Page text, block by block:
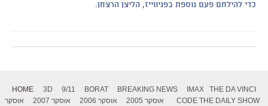
כדי להילחם פעם נוספת בפניווייז, הליצן הרצחן.
HOME 3D 9/11 BORAT BREAKING NEWS IMAX
THE DA VINCI
CODE THE DAILY SHOW אוסקר 2005 אוסקר 2006 אוסקר 2007
אוסקר